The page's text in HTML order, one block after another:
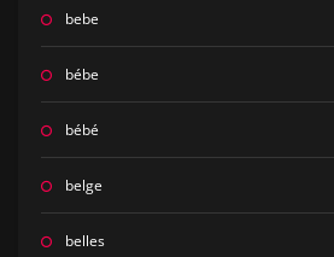
bebe
bébe
bébé
belge
belles